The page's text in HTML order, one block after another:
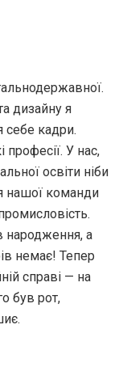
дизайну я
себе кадри.
професії. У нас,
освіти ніби
нашої команди
народження, а
немає! Тепер
справі — на
був рот,